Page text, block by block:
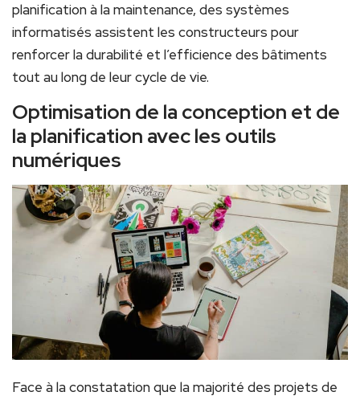
planification à la maintenance, des systèmes
informatisés assistent les constructeurs pour
renforcer la durabilité et l’efficience des bâtiments
tout au long de leur cycle de vie.
Optimisation de la conception et de
la planification avec les outils
numériques
Face à la constatation que la majorité des projets de